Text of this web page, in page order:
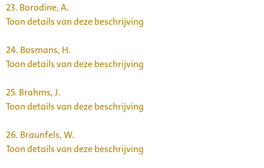
23. Borodine, A.
Toon details van deze beschrijving
24. Bosmans, H.
Toon details van deze beschrijving
25. Brahms, J.
Toon details van deze beschrijving
26. Braunfels, W.
Toon details van deze beschrijving